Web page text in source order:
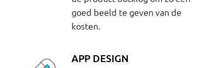
goed beeld te geven van de
kosten.
APP DESIGN